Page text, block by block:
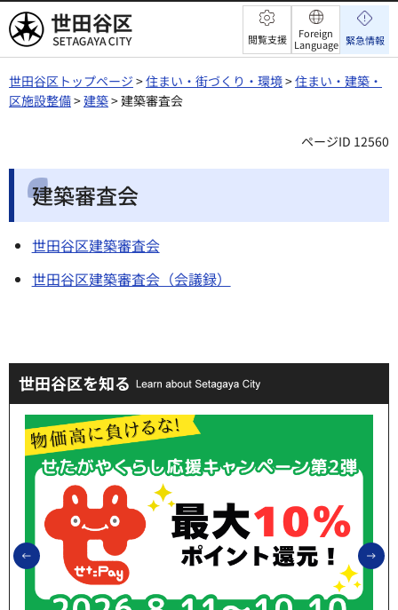
世田谷区 閲覧支援
Foreign
Language 緊急情報
世田谷区トップページ >住まい・街づくり・環境>住まい・建築・
区施設整備>建築> 建築審査会
ページID 12560
建築審査会
世田谷区建築審査会
世田谷区建築審査会（会議録）
世田谷区を知る
前のスライドを表示